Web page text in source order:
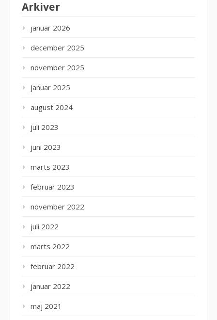
Arkiver
januar 2026
december 2025
november 2025
januar 2025
august 2024
juli 2023
juni 2023
marts 2023
februar 2023
november 2022
juli 2022
marts 2022
februar 2022
januar 2022
maj 2021